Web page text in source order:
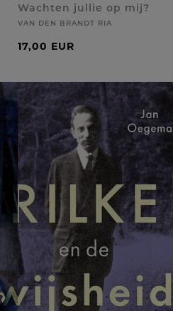
Wachten jullie op mij?
VAN DEN BRANDT RIA
17,00 EUR